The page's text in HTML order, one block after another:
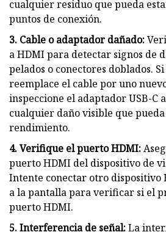
cualquier residuo que pueda
puntos de conexión.
3. Cable o adaptador dañado:
a HDMI para detectar signos de
pelados o conectores doblados.
reemplace el cable por uno
inspeccione el adaptador USB-C
cualquier daño visible que
rendimiento.
4. Verifique el puerto HDMI:
puerto HDMI del dispositivo de
Intente conectar otro dispositivo
a la pantalla para verificar si el
puerto HDMI.
5. Interferencia de señal:La